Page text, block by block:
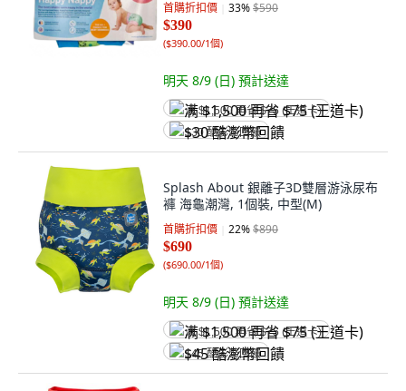
首購折扣價 33%$590
$390
($390.00/1個)
明天 8/9 (日) 預計送達
满 $1,500 再省 $75 (王道卡)
$30 酷澎幣回饋
Splash About 銀離子3D雙層游泳尿布
褲 海龜潮灣, 1個裝, 中型(M)
首購折扣價 22%$890
$690
($690.00/1個)
明天 8/9 (日) 預計送達
满 $1,500 再省 $75 (王道卡)
$45 酷澎幣回饋